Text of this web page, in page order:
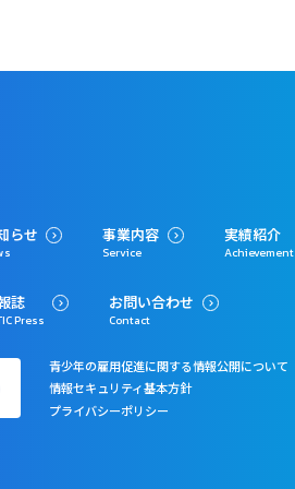
らせ 事業内容
Service
実績紹介
Achievement
誌
Press
お問い合わせ
Contact
青少年の雇用促進に関する情報公開について
情報セキュリティ基本方針
プライバシーポリシー